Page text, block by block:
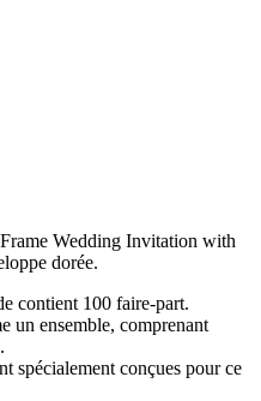
Wedding Invitation with
dorée.
contient 100 faire-part.
un ensemble, comprenant
spécialement conçues pour ce